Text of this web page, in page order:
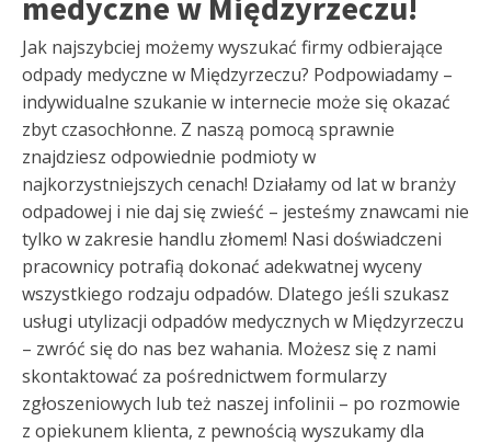
Jak najszybciej możemy wyszukać firmy odbierające
odpady medyczne w Międzyrzeczu? Podpowiadamy –
indywidualne szukanie w internecie może się okazać
zbyt czasochłonne. Z naszą pomocą sprawnie
znajdziesz odpowiednie podmioty w
najkorzystniejszych cenach! Działamy od lat w branży
odpadowej i nie daj się zwieść – jesteśmy znawcami nie
tylko w zakresie handlu złomem! Nasi doświadczeni
pracownicy potrafią dokonać adekwatnej wyceny
wszystkiego rodzaju odpadów. Dlatego jeśli szukasz
usługi utylizacji odpadów medycznych w Międzyrzeczu
– zwróć się do nas bez wahania. Możesz się z nami
skontaktować za pośrednictwem formularzy
zgłoszeniowych lub też naszej infolinii – po rozmowie
z opiekunem klienta, z pewnością wyszukamy dla